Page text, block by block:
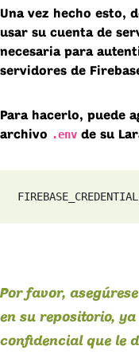
Una vez hecho esto,
usar su cuenta de
necesaria para
servidores de
Para hacerlo, puede
archivo .env de su
Por favor,
en su repositorio,
confidencial que le